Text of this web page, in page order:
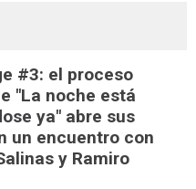
#3: el proceso
"La noche está
ya" abre sus
un encuentro con
y Ramiro